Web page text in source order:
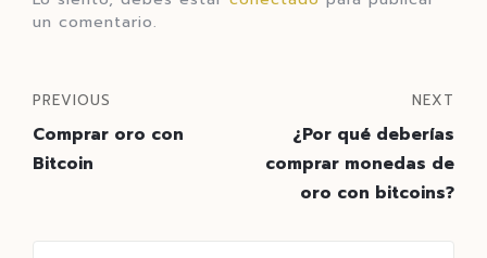
un comentario.
PREVIOUS
Comprar oro con
Bitcoin
NEXT
¿Por qué deberías
comprar monedas de
oro con bitcoins?